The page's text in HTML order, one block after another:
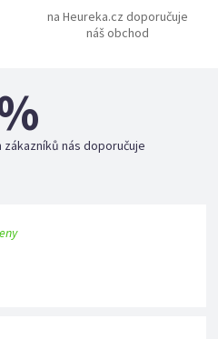
na Heureka.cz doporučuje
náš obchod
nás doporučuje